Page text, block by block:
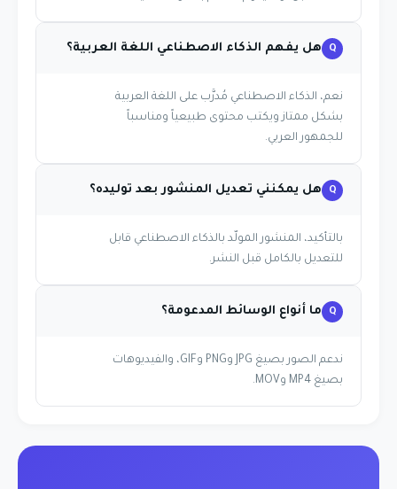
هل يفهم الذكاء الاصطناعي اللغة العربية؟
نعم، الذكاء الاصطناعي مُدرَّب على اللغة العربية
بشكل ممتاز ويكتب محتوى طبيعياً ومناسباً
للجمهور العربي.
هل يمكنني تعديل المنشور بعد توليده؟
بالتأكيد، المنشور المولّد بالذكاء الاصطناعي قابل
للتعديل بالكامل قبل النشر.
ما أنواع الوسائط المدعومة؟
ندعم الصور بصيغ JPG وPNG وGIF، والفيديوهات
بصيغ MP4 وMOV.